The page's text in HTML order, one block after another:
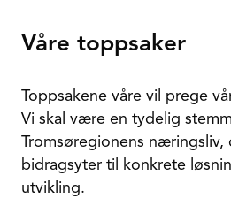
Våre toppsaker
Toppsakene våre vil prege
Vi skal være en tydelig
Tromsøregionens næringsliv,
bidragsyter til konkrete
utvikling.